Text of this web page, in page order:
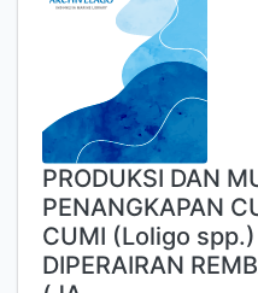
PRODUKSI DAN
PENANGKAPAN
CUMI (Loligo spp.)
DIPERAIRAN